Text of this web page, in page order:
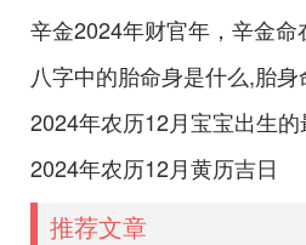
2024年农历12月黄历吉日
推荐文章